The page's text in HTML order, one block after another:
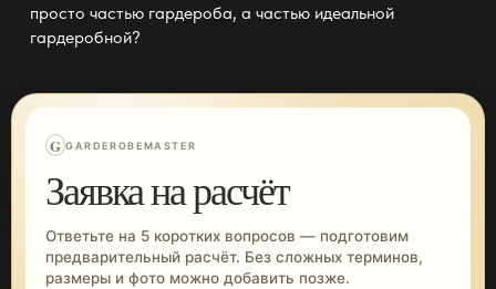
просто частью гардероба, а частью идеальной
гардеробной?
G GARDEROBEMASTER
Заявка на расчёт
Ответьте на 5 коротких вопросов — подготовим
предварительный расчёт. Без сложных терминов,
размеры и фото можно добавить позже.